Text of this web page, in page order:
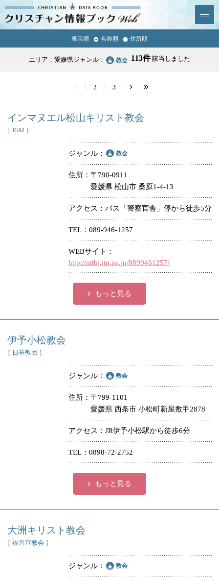
情報ブックとは
News & Topics
学校・幼稚園・神学校
医療・福祉
お店・企業・その他
表示順 名称順 住所順
エリア：愛媛県ジャンル： 教会 113件該当しました
1 2 3
インマヌエル松山キリスト教会
［ IGM ］
ジャンル 教会
住所
〒790-0911
愛媛県 松山市 桑原1-4-13
アクセス バス「警察官舎」停から徒歩5分
TEL 089-946-1257
WEBサイト
http://nttbj.itp.ne.jp/0899461257/
もっと見る
伊予小松教会
［ 日基教団 ］
ジャンル 教会
住所
〒799-1101
愛媛県 西条市 小松町新屋敷甲2878
アクセス JR伊予小松駅から徒歩6分
TEL 0898-72-2752
もっと見る
大洲キリスト教会
［ 福音宣教会 ］
ジャンル 教会